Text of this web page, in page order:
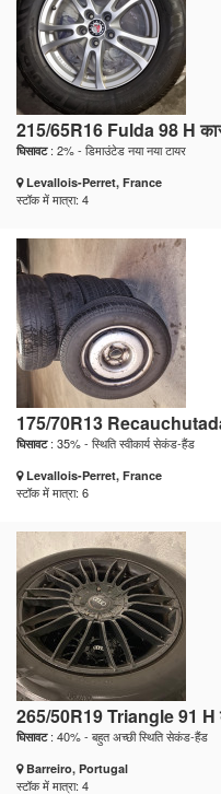
215/65R16 Fulda 98 H कार
घिसावट: 2% - डिमाउंटेड नया नया टायर
Levallois-Perret, France
स्टॉक में मात्रा: 4
175/70R13 Recauchutada
घिसावट: 35% - स्थिति स्वीकार्य सेकंड-हैंड
Levallois-Perret, France
स्टॉक में मात्रा: 6
265/50R19 Triangle 91 H
घिसावट: 40% - बहुत अच्छी स्थिति सेकंड-हैंड
Barreiro, Portugal
स्टॉक में मात्रा: 4